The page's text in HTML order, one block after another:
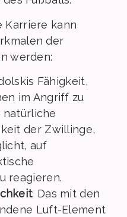
Karriere kann
der
werden:
Fähigkeit,
im Angriff zu
natürliche
der Zwillinge,
auf
reagieren.
: Das mit den
Luft-Element